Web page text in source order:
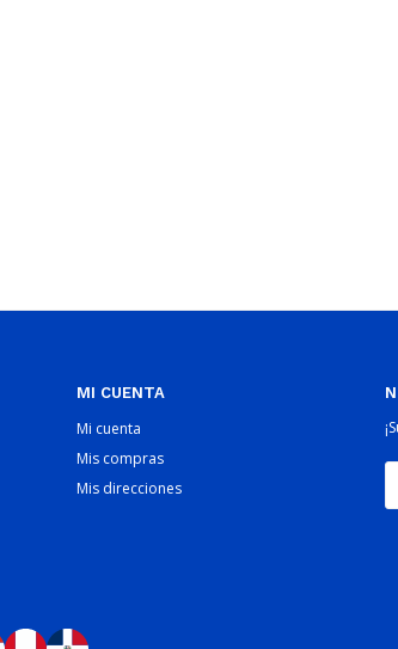
MI CUENTA
Mi cuenta
Mis compras
Mis direcciones